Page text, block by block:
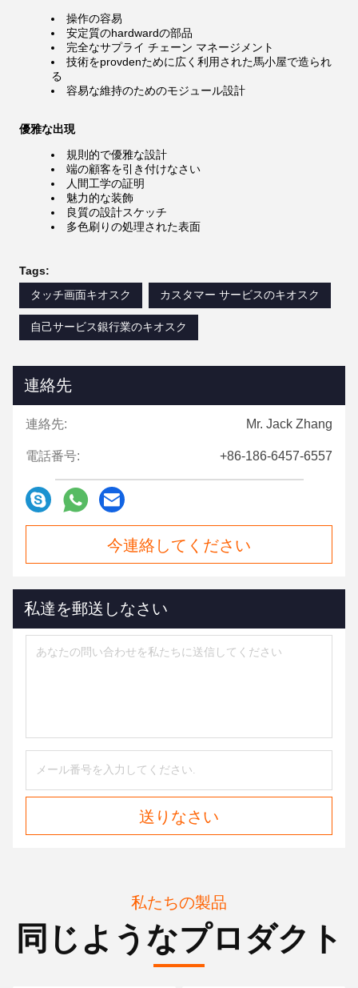
操作の容易
安定質のhardwardの部品
完全なサプライ チェーン マネージメント
技術をprovdenために広く利用された馬小屋で造られ
る
容易な維持のためのモジュール設計
優雅な出現
規則的で優雅な設計
端の顧客を引き付けなさい
人間工学の証明
魅力的な装飾
良質の設計スケッチ
多色刷りの処理された表面
Tags:
タッチ画面キオスク
カスタマー サービスのキオスク
自己サービス銀行業のキオスク
連絡先
連絡先: Mr. Jack Zhang
電話番号: +86-186-6457-6557
今連絡してください
私達を郵送しなさい
送りなさい
私たちの製品
同じようなプロダクト